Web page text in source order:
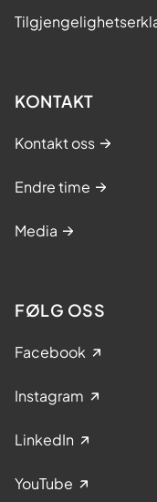
KONTAKT
Kontakt oss
Endre time
Media
FØLG OSS
Facebook
Instagram
LinkedIn
YouTube